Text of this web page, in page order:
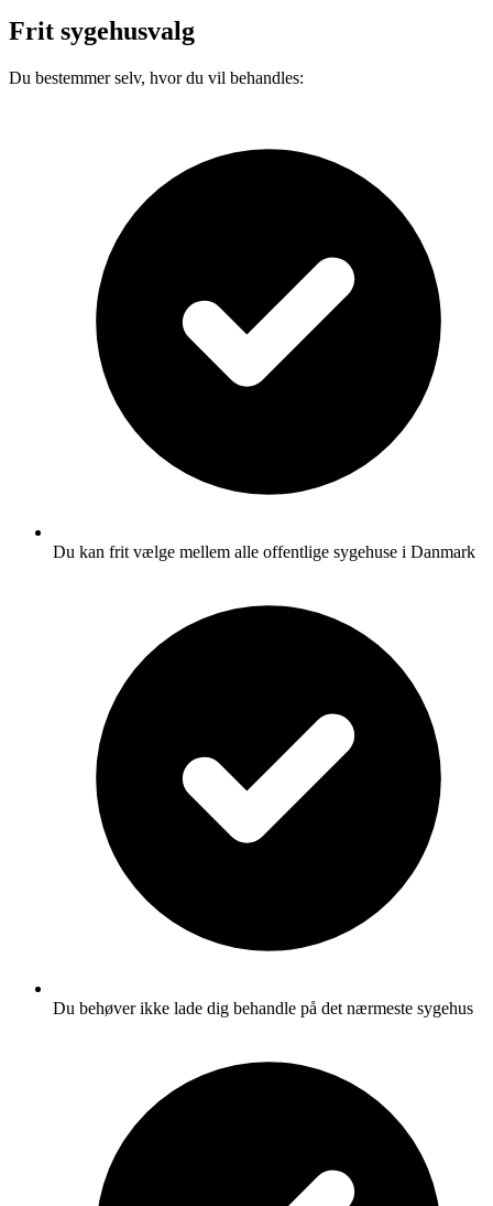
Frit sygehusvalg
Du bestemmer selv, hvor du vil behandles:
Du kan frit vælge mellem alle offentlige sygehuse i Danmark
Du behøver ikke lade dig behandle på det nærmeste sygehus